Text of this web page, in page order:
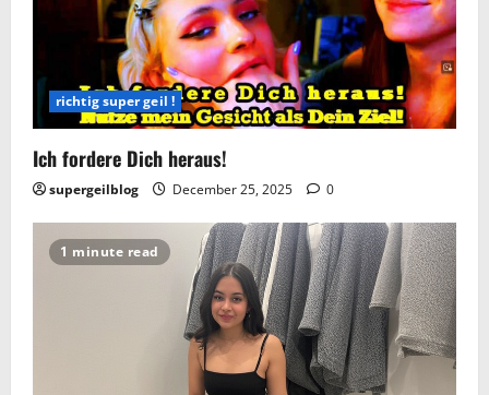
richtig super geil !
Ich fordere Dich heraus!
supergeilblog December 25, 2025 0
1 minute read